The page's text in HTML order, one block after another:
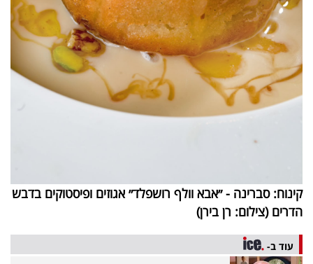
קינוח: סברינה - ״אבא וולף רושפלד״ אגוזים ופיסטוקים בדבש
הדרים (צילום: רן בירן)
עוד ב-